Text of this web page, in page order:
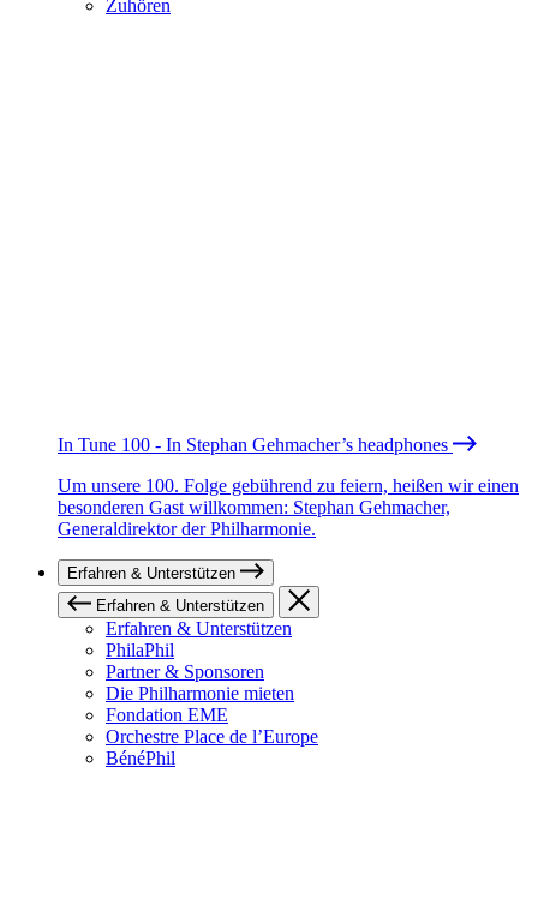
Zuhören
In Tune 100 - In Stephan Gehmacher’s headphones
Um unsere 100. Folge gebührend zu feiern, heißen wir einen
besonderen Gast willkommen: Stephan Gehmacher,
Generaldirektor der Philharmonie.
Erfahren & Unterstützen
Erfahren & Unterstützen
Erfahren & Unterstützen
PhilaPhil
Partner & Sponsoren
Die Philharmonie mieten
Fondation EME
Orchestre Place de l’Europe
BénéPhil